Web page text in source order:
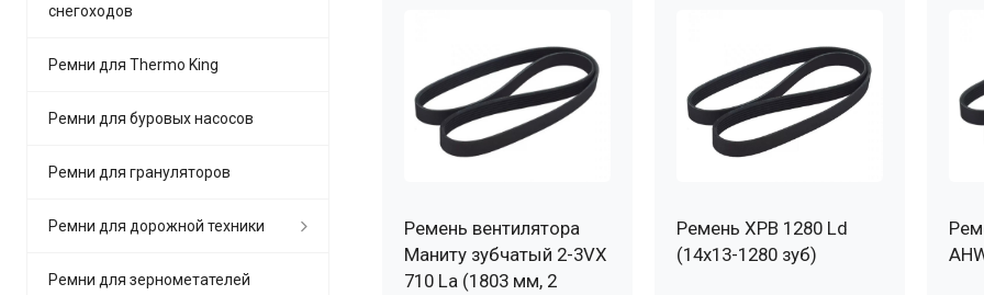
Ремень вентилятора
Маниту зубчатый 2-3VX
710 La (1803 мм, 2
Ремень XPB 1280 Ld
(14х13-1280 зуб)
снегоходов
Ремни для Thermo King
Ремни для буровых насосов
Ремни для грануляторов
Ремни для дорожной техники
Ремни для зернометателей